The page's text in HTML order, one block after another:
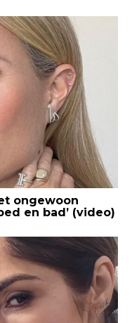
ongewoon
en bad’ (video)